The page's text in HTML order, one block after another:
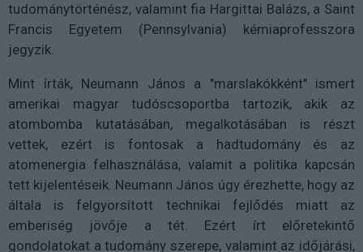
tudománytörténész, valamint fia Hargittai Balázs, a Saint
Francis Egyetem (Pennsylvania) kémiaprofesszora
jegyzik.
Mint írták, Neumann János a "marslakókként" ismert
amerikai magyar tudóscsoportba tartozik, akik az
atombomba kutatásában, megalkotásában is részt
vettek, ezért is fontosak a hadtudomány és az
atomenergia felhasználása, valamit a politika kapcsán
tett kijelentéseik. Neumann János úgy érezhette, hogy az
általa is felgyorsított technikai fejlődés miatt az
emberiség jövője a tét. Ezért írt előretekintő
gondolatokat a tudomány szerepe, valamint az időjárási,